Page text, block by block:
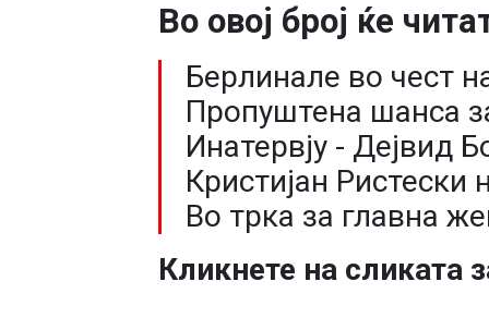
Во овој број ќе
Берлинале во чест
Пропуштена шанса
Инатервју - Дејвид
Кристијан Ристески
Во трка за главна
Кликнете на сликата